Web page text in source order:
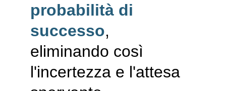
probabilità di
successo,
eliminando così
l'incertezza e l'attesa